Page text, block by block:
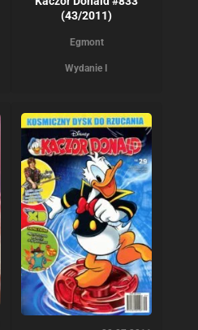
(43/2011)
Egmont
Wydanie I